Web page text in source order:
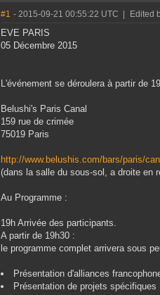
#1 - 2015-09-21 00:55:22 UTC Edited
EVE PARIS
05 Décembre 2015
L'événement se déroulera à partir de
Belushi's Paris Canal
159 rue de crimée
75019 Paris
http://www.belushis.com/bars/paris/
(dans la salle du sous-sol, a droite en
Au Programme :
19h Arrivée ‎des participants.
A partir de 19h30 :
le programme complet arrivera sous
Présentation d'alliances
Présentation de projets spécifiques